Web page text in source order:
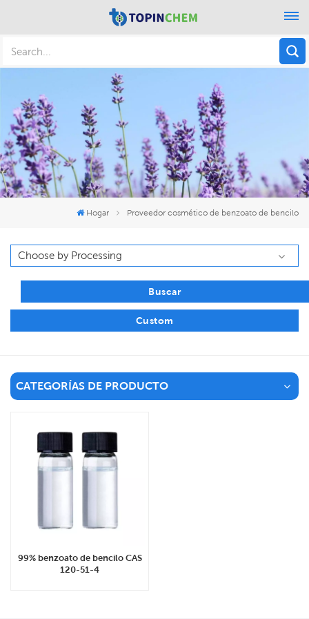
Hogar Proveedor cosmético de benzoato de bencilo
Buscar
Custom
CATEGORÍAS DE PRODUCTO
99% benzoato de bencilo CAS
120-51-4